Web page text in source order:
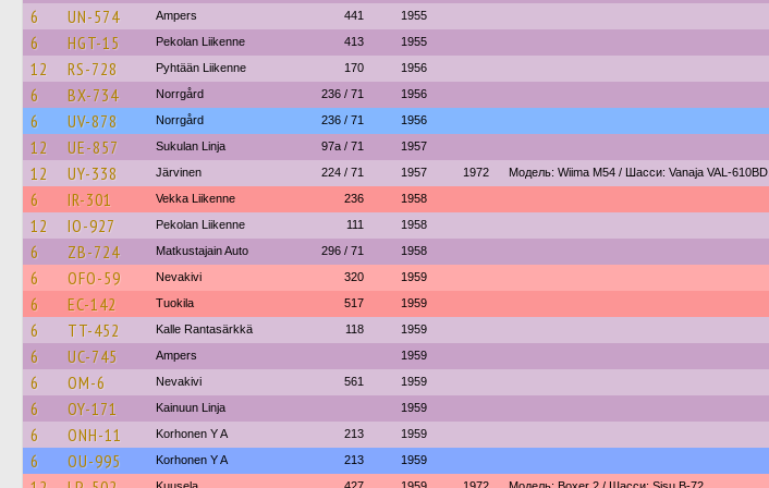
6 UN-574 Ampers 441 1955
6 HGT-15 Pekolan Liikenne 413 1955
12 RS-728 Pyhtään Liikenne 170 1956
6 BX-734 Norrgård 236 / 71 1956
6 UV-878 Norrgård 236 / 71 1956
12 UE-857 Sukulan Linja 97a / 71 1957
12 UY-338 Järvinen 224 / 71 1957 1972 Модель: Wiima M54 / Шасси: Vanaja VAL-610BD.
6 IR-301 Vekka Liikenne 236 1958
12 IO-927 Pekolan Liikenne 111 1958
6 ZB-724 Matkustajain Auto 296 / 71 1958
6 OFO-59 Nevakivi 320 1959
6 EC-142 Tuokila 517 1959
6 TT-452 Kalle Rantasärkkä 118 1959
6 UC-745 Ampers 1959
6 OM-6 Nevakivi 561 1959
6 OY-171 Kainuun Linja 1959
6 ONH-11 Korhonen Y A 213 1959
6 OU-995 Korhonen Y A 213 1959